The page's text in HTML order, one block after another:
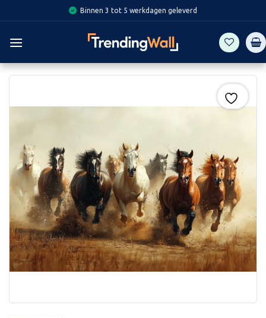
to
content
Binnen 3 tot 5 werkdagen geleverd